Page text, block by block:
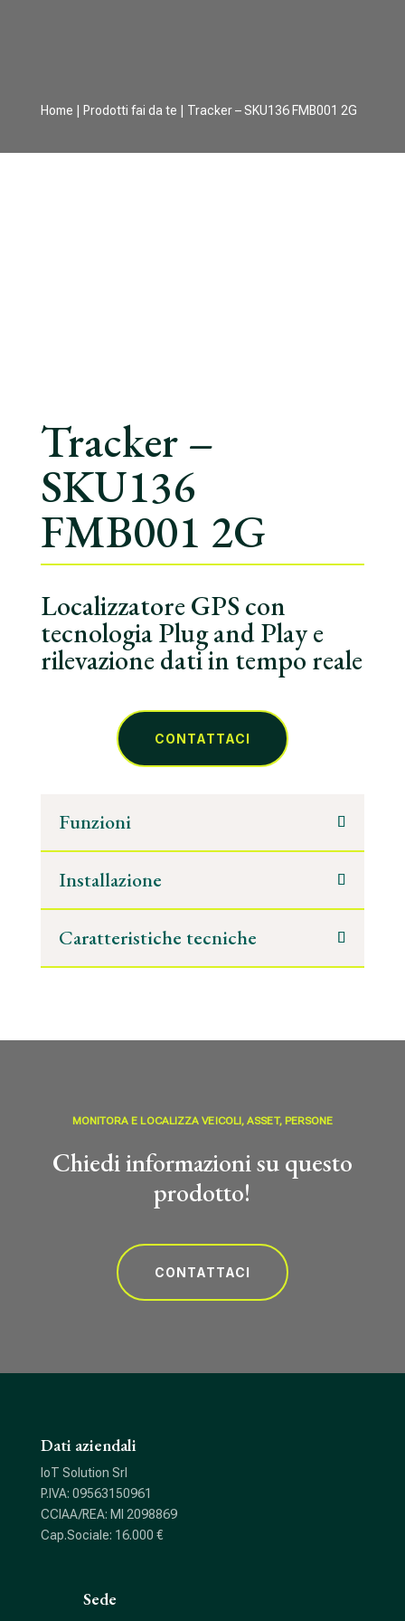
Home Prodotti fai da te | Tracker – SKU136 FMB001 2G
Tracker –
SKU136
FMB001 2G
Localizzatore GPS con
tecnologia Plug and Play e
rilevazione dati in tempo reale
CONTATTACI
Funzioni
Installazione
Caratteristiche tecniche
MONITORA E LOCALIZZA VEICOLI, ASSET, PERSONE
Chiedi informazioni su questo
prodotto!
CONTATTACI
Dati aziendali
IoT Solution Srl
P.IVA: 09563150961
CCIAA/REA: MI 2098869
Cap.Sociale: 16.000 €
Sede